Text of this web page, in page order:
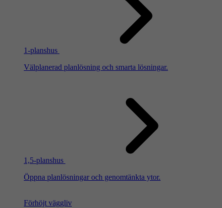
1-planshus
Välplanerad planlösning och smarta lösningar.
1,5-planshus
Öppna planlösningar och genomtänkta ytor.
Förhöjt väggliv